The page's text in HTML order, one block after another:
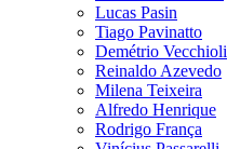
Lucas Pasin
Tiago Pavinatto
Demétrio Vecchioli
Reinaldo Azevedo
Milena Teixeira
Alfredo Henrique
Rodrigo França